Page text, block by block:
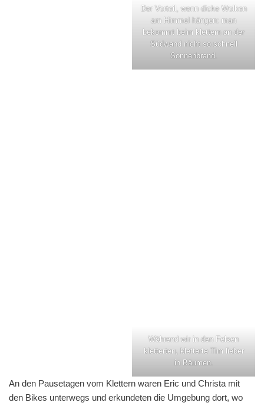
Der Vorteil, wenn dicke Wolken
am Himmel hängen: man
bekommt beim klettern an der
Südwand nicht so schnell
Sonnenbrand.
Während wir in den Felsen
kletterten, kletterte Tim lieber
in Bäumen.
An den Pausetagen vom Klettern waren Eric und Christa mit
den Bikes unterwegs und erkundeten die Umgebung dort, wo